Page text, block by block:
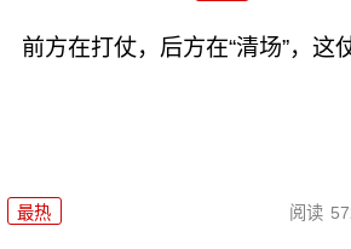
前方在打仗，后方在“清场”，这
最热 阅读